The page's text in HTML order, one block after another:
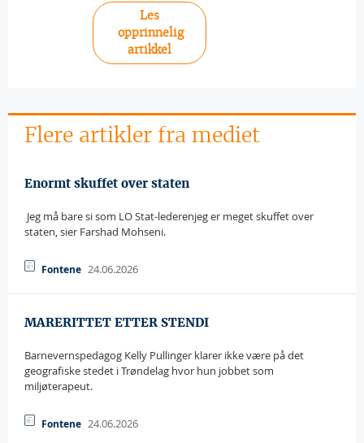
Les
opprinnelig
artikkel
Flere artikler fra mediet
Enormt skuffet over staten
 Jeg må bare si som LO Stat-lederenjeg er meget skuffet over
staten, sier Farshad Mohseni.
Fontene 24.06.2026
MARERITTET ETTER STENDI
Barnevernspedagog Kelly Pullinger klarer ikke være på det
geografiske stedet i Trøndelag hvor hun jobbet som
miljøterapeut.
Fontene 24.06.2026